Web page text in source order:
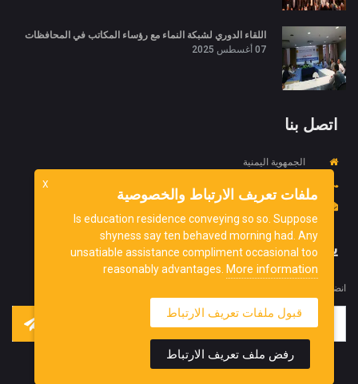
اللقاء الدوري لشبكة النماء مع رؤساء المكاتب في المحافظات
07 أغسطس 2025
اتصل بنا
الجمهوية اليمنية
info@ydnorg.org
يشترك
انضم إلى نشرتنا الإخبارية للحصول على آخر التحديثات منا.
X ملفات تعريف الارتباط والخصوصية
Is education residence conveying so so. Suppose
shyness say ten behaved morning had. Any
unsatiable assistance compliment occasional too
reasonably advantages. More information
قبول ملفات تعريف الارتباط
رفض ملف تعريف الارتباط